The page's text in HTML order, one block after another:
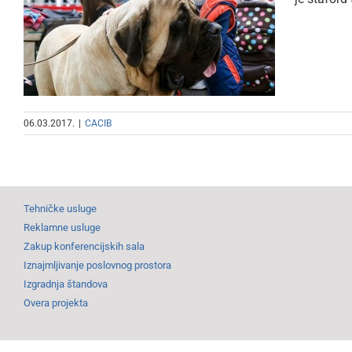
Staford terijer pobednik
60. CACIB-a
06.03.2017. CACIB
Tehničke usluge
Reklamne usluge
Zakup konferencijskih sala
Iznajmljivanje poslovnog prostora
Izgradnja štandova
Overa projekta